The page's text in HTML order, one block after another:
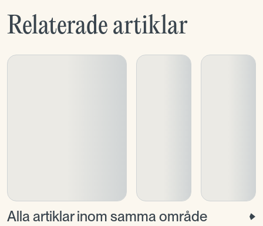
Relaterade artiklar
Alla artiklar inom samma område